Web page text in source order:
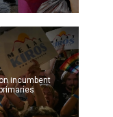
incumbent